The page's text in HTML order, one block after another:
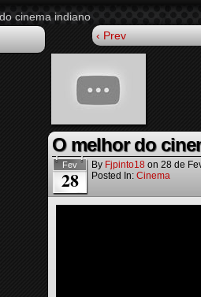
cinema indiano
‹ Prev
O melhor do
Fev
28
By Fjpinto18 on 28 de
Posted In: Cinema